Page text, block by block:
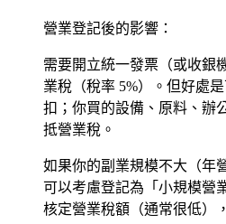
營業登記後的影響：
需要開立統一發票（或收銀
業稅（稅率 5%）。但好處
扣；你買的設備、原料、辦
抵營業稅。
如果你的副業規模不大（年
可以考慮登記為「小規模營
核定營業稅額（通常很低）